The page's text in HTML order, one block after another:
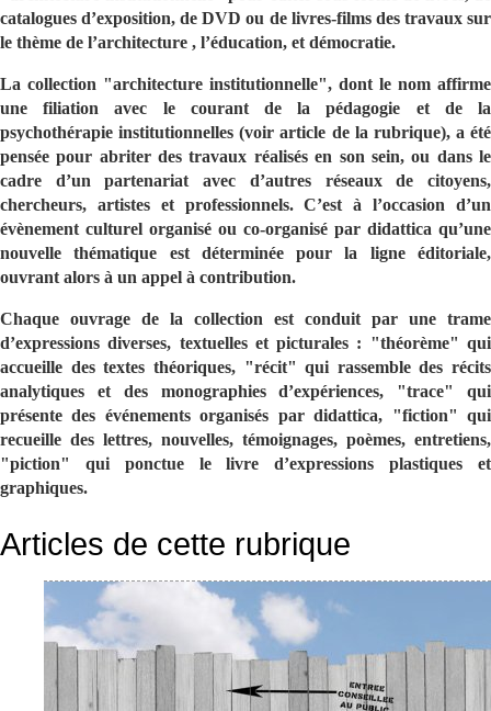
catalogues d’exposition, de DVD ou de livres-films des travaux sur
le thème de l’architecture , l’éducation, et démocratie.
La collection "architecture institutionnelle", dont le nom affirme
une filiation avec le courant de la pédagogie et de la
psychothérapie institutionnelles (voir article de la rubrique), a été
pensée pour abriter des travaux réalisés en son sein, ou dans le
cadre d’un partenariat avec d’autres réseaux de citoyens,
chercheurs, artistes et professionnels. C’est à l’occasion d’un
évènement culturel organisé ou co-organisé par didattica qu’une
nouvelle thématique est déterminée pour la ligne éditoriale,
ouvrant alors à un appel à contribution.
Chaque ouvrage de la collection est conduit par une trame
d’expressions diverses, textuelles et picturales : "théorème" qui
accueille des textes théoriques, "récit" qui rassemble des récits
analytiques et des monographies d’expériences, "trace" qui
présente des événements organisés par didattica, "fiction" qui
recueille des lettres, nouvelles, témoignages, poèmes, entretiens,
"piction" qui ponctue le livre d’expressions plastiques et
graphiques.
Articles de cette rubrique